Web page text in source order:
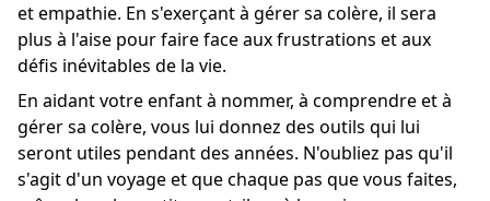
et empathie. En s'exerçant à gérer sa colère, il sera
plus à l'aise pour faire face aux frustrations et aux
défis inévitables de la vie.
En aidant votre enfant à nommer, à comprendre et à
gérer sa colère, vous lui donnez des outils qui lui
seront utiles pendant des années. N'oubliez pas qu'il
s'agit d'un voyage et que chaque pas que vous faites,